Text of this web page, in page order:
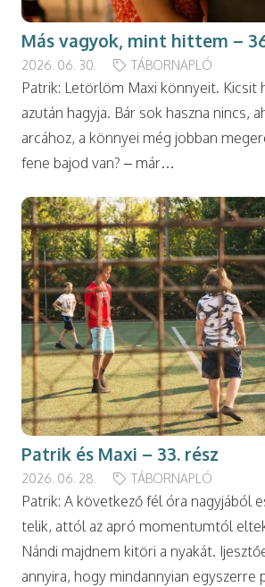
Más vagyok, mint hittem –
2026. 06. 30. TÁBORNAPLÓ
Patrik: Letörlöm Maxi könnyeit. Kicsit
azután hagyja. Bár sok haszna nincs,
arcához, a könnyei még jobban
fene bajod van? – már…
Patrik és Maxi – 33. rész
2026. 06. 28. TÁBORNAPLÓ
Patrik: A következő fél óra nagyjából
telik, attól az apró momentumtól
Nándi majdnem kitöri a nyakát.
annyira, hogy mindannyian egyszerre